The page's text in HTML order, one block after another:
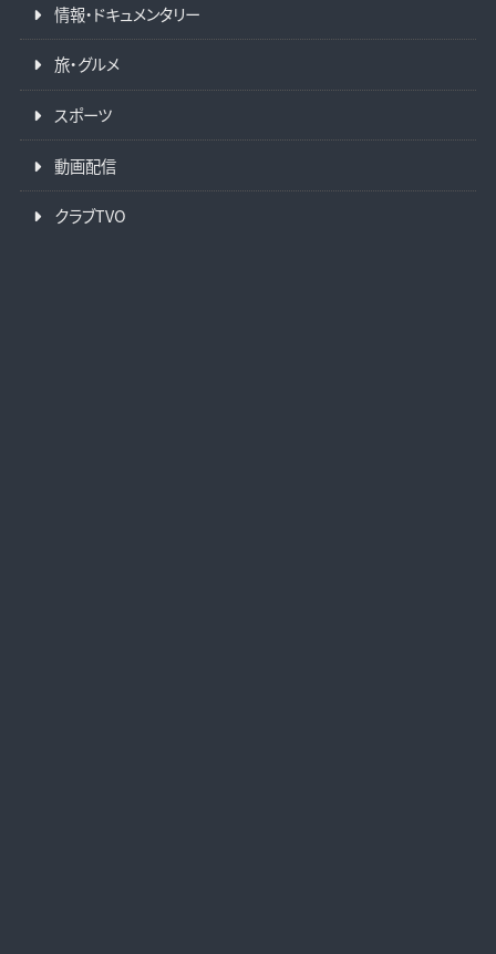
情報・ドキュメンタリー
旅・グルメ
スポーツ
動画配信
クラブTVO